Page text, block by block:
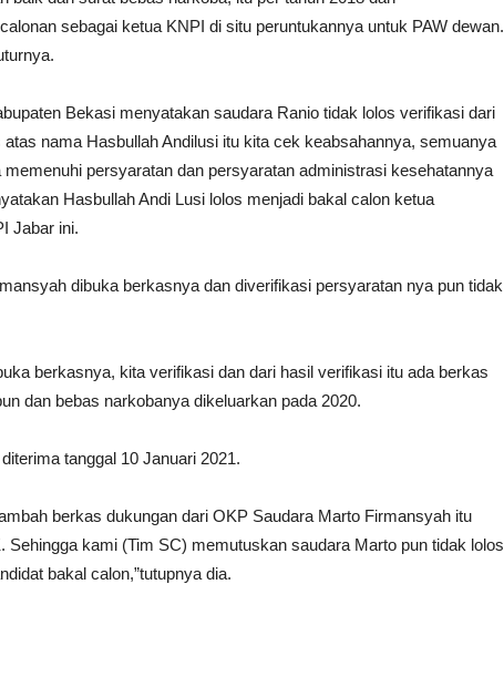
sebagai ketua KNPI di situ peruntukannya untuk PAW dewan.
Bekasi menyatakan saudara Ranio tidak lolos verifikasi dari
nama Hasbullah Andilusi itu kita cek keabsahannya, semuanya
persyaratan dan persyaratan administrasi kesehatannya
Hasbullah Andi Lusi lolos menjadi bakal calon ketua
Jabar ini.
dibuka berkasnya dan diverifikasi persyaratan nya pun tidak
berkasnya, kita verifikasi dan dari hasil verifikasi itu ada berkas
dan bebas narkobanya dikeluarkan pada 2020.
tanggal 10 Januari 2021.
berkas dukungan dari OKP Saudara Marto Firmansyah itu
Sehingga kami (Tim SC) memutuskan saudara Marto pun tidak lolos
bakal calon,”tutupnya dia.